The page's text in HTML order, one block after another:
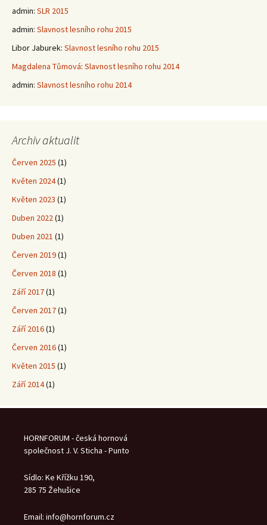
admin: SLR 2015
admin: Slavnost lesního rohu 2015
Libor Jaburek: Slavnost lesního rohu 2015
Magdalena Tůmová: Slavnost lesního rohu 2014
admin: Slavnost lesního rohu 2014
Archiv aktualit
Červen 2025 (1)
Květen 2024(1)
Květen 2023 (1)
Duben 2022(1)
Duben 2021 (1)
Červen 2019(1)
Červen 2018 (1)
Září 2017(1)
Červen 2017(1)
Září 2016(1)
Červen 2016(1)
Květen 2015 (1)
Září 2014(1)
HORNFORUM - česká hornová
společnost J. V. Sticha - Punto
Sídlo: Ke Křížku 190,
285 75 Žehušice
Email: info@hornforum.cz